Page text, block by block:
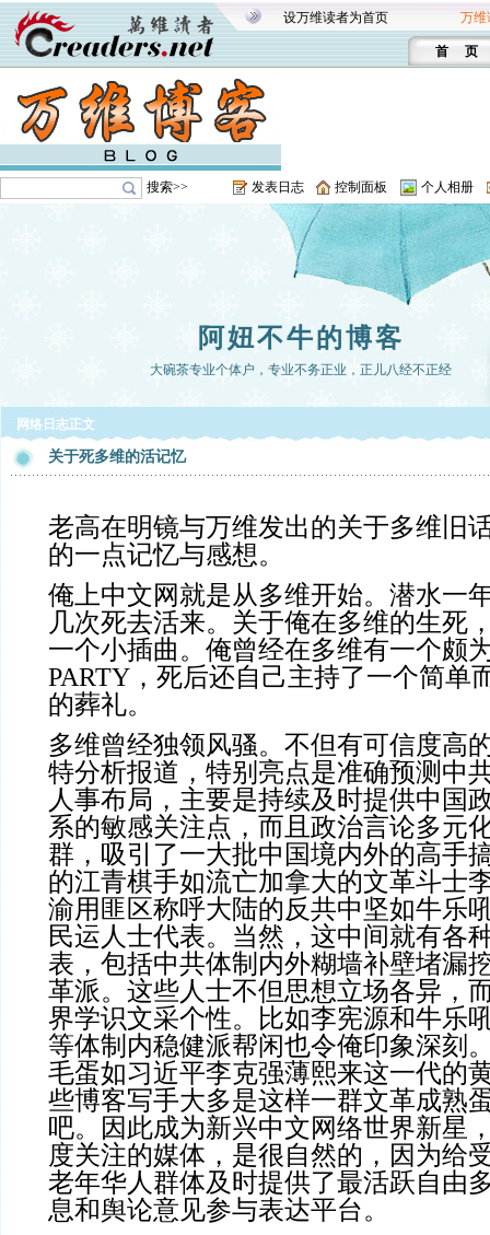
设万维读者为首页 万维
首 页
搜索>> 发表日志 控制面板 个人相册
阿妞不牛的博客
大碗茶专业个体户，专业不务正业，正儿八经不正经
网络日志正文
关于死多维的活记忆
老高在明镜与万维发出的关于多维旧
的一点记忆与感想。
俺上中文网就是从多维开始。潜水一
几次死去活来。关于俺在多维的生死
一个小插曲。俺曾经在多维有一个颇
PARTY，死后还自己主持了一个简单
的葬礼。
多维曾经独领风骚。不但有可信度高
特分析报道，特别亮点是准确预测中
人事布局，主要是持续及时提供中国
系的敏感关注点，而且政治言论多元
群，吸引了一大批中国境内外的高手
的江青棋手如流亡加拿大的文革斗士
渝用匪区称呼大陆的反共中坚如牛乐
民运人士代表。当然，这中间就有各
表，包括中共体制内外糊墙补壁堵漏
革派。这些人士不但思想立场各异，
界学识文采个性。比如李宪源和牛乐
等体制内稳健派帮闲也令俺印象深刻
毛蛋如习近平李克强薄熙来这一代的
些博客写手大多是这样一群文革成熟
吧。因此成为新兴中文网络世界新星
度关注的媒体，是很自然的，因为给
老年华人群体及时提供了最活跃自由
息和舆论意见参与表达平台。